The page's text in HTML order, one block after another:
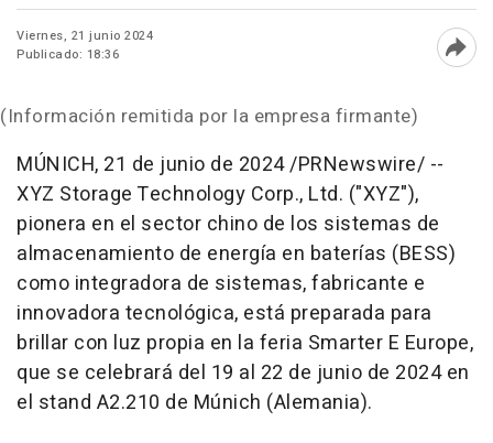
Viernes, 21 junio 2024
Publicado: 18:36
(Información remitida por la empresa firmante)
MÚNICH, 21 de junio de 2024/PRNewswire/ --
XYZ Storage Technology Corp., Ltd. ("XYZ"),
pionera en el sector chino de los sistemas de
almacenamiento de energía en baterías (BESS)
como integradora de sistemas, fabricante e
innovadora tecnológica, está preparada para
brillar con luz propia en la feria Smarter E Europe,
que se celebrará del 19 al 22 de junio de 2024 en
el stand A2.210 de Múnich (Alemania).